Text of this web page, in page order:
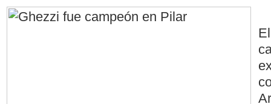
Boxeo
Ciclismo